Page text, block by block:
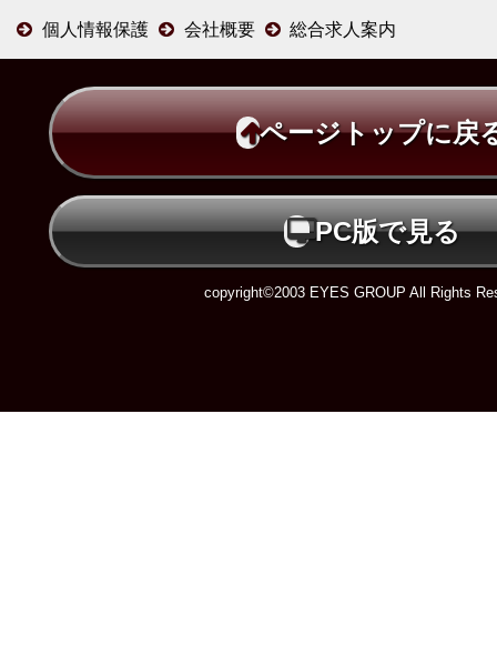
個人情報保護 会社概要 総合求人案内
ページトップに戻
PC版で見る
copyright©2003 EYES GROUP All Rights